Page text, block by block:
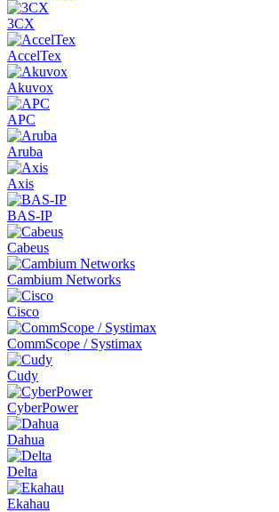
3CX
AccelTex
Akuvox
APC
Aruba
Axis
BAS-IP
Cabeus
Cambium Networks
Cisco
CommScope / Systimax
Cudy
CyberPower
Dahua
Delta
Ekahau